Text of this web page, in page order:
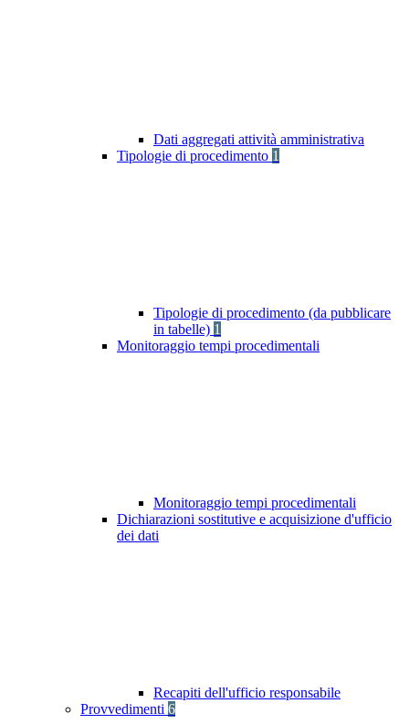
Dati aggregati attività amministrativa
Tipologie di procedimento 1
Tipologie di procedimento (da pubblicare
in tabelle) 1
Monitoraggio tempi procedimentali
Monitoraggio tempi procedimentali
Dichiarazioni sostitutive e acquisizione d'ufficio
dei dati
Recapiti dell'ufficio responsabile
Provvedimenti 6